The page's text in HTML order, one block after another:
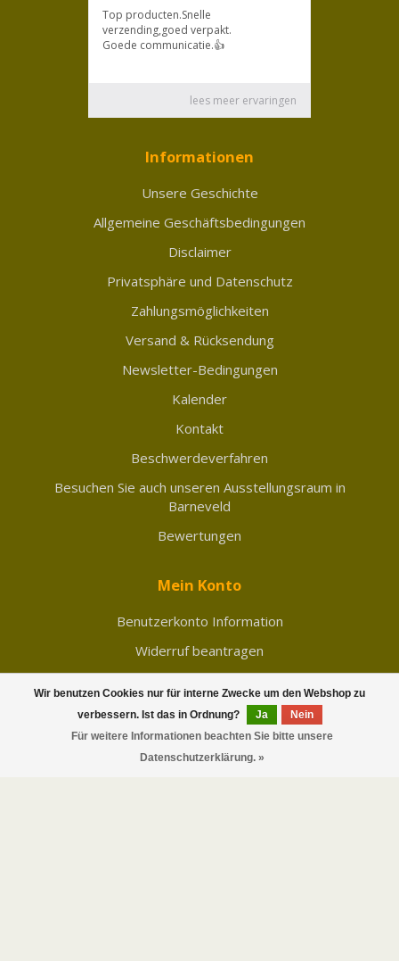
Wir benutzen Cookies nur für interne Zwecke um den Webshop zu
verbessern. Ist das in Ordnung?
Ja
Nein
Für weitere Informationen beachten Sie bitte unsere
Datenschutzerklärung. »
Informationen
Unsere Geschichte
Allgemeine Geschäftsbedingungen
Disclaimer
Privatsphäre und Datenschutz
Zahlungsmöglichkeiten
Versand & Rücksendung
Newsletter-Bedingungen
Kalender
Kontakt
Beschwerdeverfahren
Besuchen Sie auch unseren Ausstellungsraum in
Barneveld
Bewertungen
Mein Konto
Benutzerkonto Information
Widerruf beantragen
Meine Bestellungen
Meine Nachrichten (Tickets)
Mein Wunschzettel
FILTER